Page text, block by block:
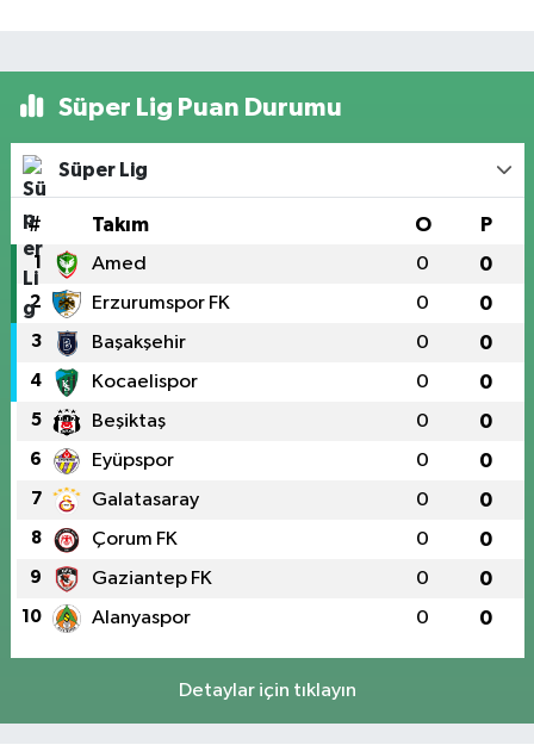
Süper Lig Puan Durumu
Süper Lig
# Takım O P
1 Amed 0 0
2 Erzurumspor FK 0 0
3 Başakşehir 0 0
4 Kocaelispor 0 0
5 Beşiktaş 0 0
6 Eyüpspor 0 0
7 Galatasaray 0 0
8 Çorum FK 0 0
9 Gaziantep FK 0 0
10 Alanyaspor 0 0
Detaylar için tıklayın